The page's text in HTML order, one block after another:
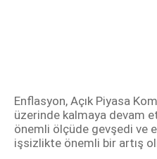
Enflasyon, Açık Piyasa
üzerinde kalmaya devam
önemli ölçüde gevşedi ve
işsizlikte önemli bir artış